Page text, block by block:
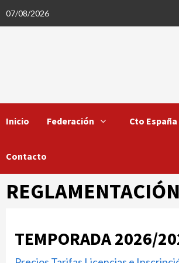
07/08/2026
Inicio Federación Cto
Contacto
TEMPORADA 2026/